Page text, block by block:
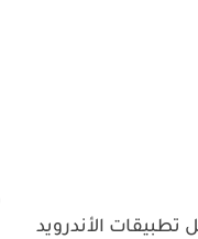
الأندرويد